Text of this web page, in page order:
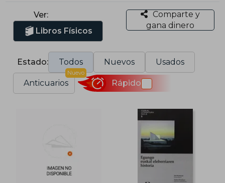
Ver:
Libros Físicos
Comparte y
gana dinero
Estado: Todos Nuevos Usados
Anticuarios
Nuevo
Rápido